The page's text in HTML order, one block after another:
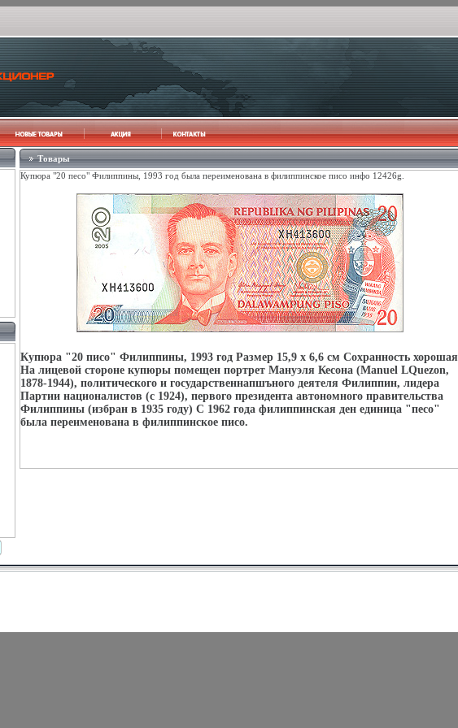
Товары
Купюра "20 песо" Филиппины, 1993 год была переименована в филиппинское писо инфо 12426g.
Купюра "20 писо" Филиппины, 1993 год Размер 15,9 х 6,6 см Сохранность хорошая
На лицевой стороне купюры помещен портрет Мануэля Кесона (Manuel LQuezon,
1878-1944), политического и государственнапшъного деятеля Филиппин, лидера
Партии националистов (с 1924), первого президента автономного правительства
Филиппины (избран в 1935 году) С 1962 года филиппинская ден единица "песо"
была переименована в филиппинское писо.